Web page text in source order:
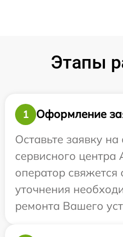
Этапы
1
Оформление
Оставьте заявку на
сервисного
оператор свяжется
уточнения
ремонта Вашего